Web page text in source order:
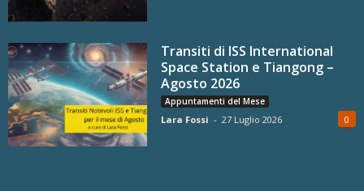
Transiti di ISS International
Space Station e Tiangong –
Agosto 2026
Appuntamenti del Mese
Lara Fossi - 27 Luglio 2026 0